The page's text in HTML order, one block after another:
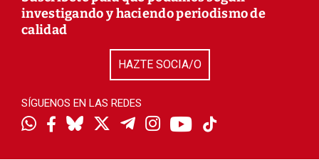
investigando y haciendo periodismo de
calidad
HAZTE SOCIA/O
SÍGUENOS EN LAS REDES